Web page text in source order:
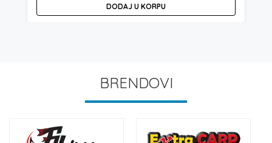
DODAJ U KORPU
BRENDOVI